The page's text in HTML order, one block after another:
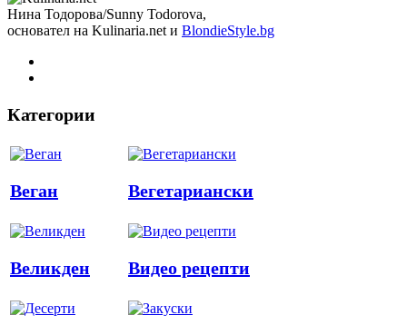
Нина Тодорова/Sunny Todorova,
основател на Kulinaria.net и BlondieStyle.bg
Категории
Веган Вегетариански
Великден Видео рецепти